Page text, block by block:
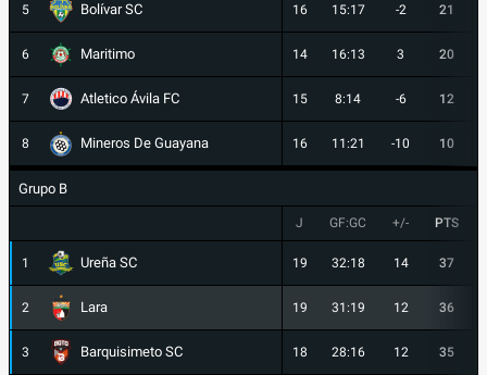
5 Bolívar SC 16 15:17 -2 21
6 Maritimo 14 16:13 3 20
7 Atletico Ávila FC 15 8:14 -6 12
8 Mineros De Guayana 16 11:21 -10 10
Grupo B
J GF:GC +/- PTS
1 Ureña SC 19 32:18 14 37
2 Lara 19 31:19 12 36
3 Barquisimeto SC 18 28:16 12 35